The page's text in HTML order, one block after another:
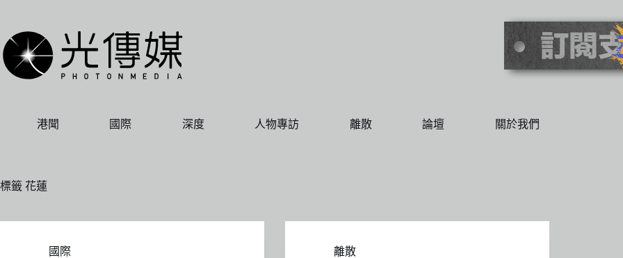
主
要
內
港聞 國際 深度 人物專訪 離散 論壇 關於我們
標籤 花蓮
國際 離散